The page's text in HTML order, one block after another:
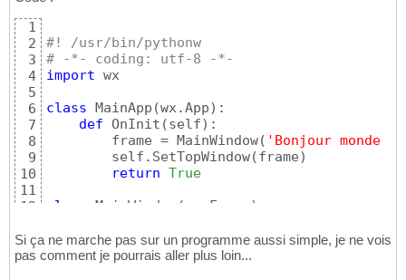
1
2
3
4
5
6
7
8
9
10
11
12
14
15
#! /usr/bin/pythonw
# -*- coding: utf-8 -*-
import wx
class MainApp (wx.App) :
def OnInit (self) :
        frame = MainWindow
( 'Bonjour monde !'
        self.SetTopWindow
(frame)
return True
class
MainWindow ( wx.Frame )
        wx.Frame.
__init__ (self, None,
        self.Show
( True)
Si ça ne marche pas sur un programme aussi simple, je ne vois
pas comment je pourrais aller plus loin...